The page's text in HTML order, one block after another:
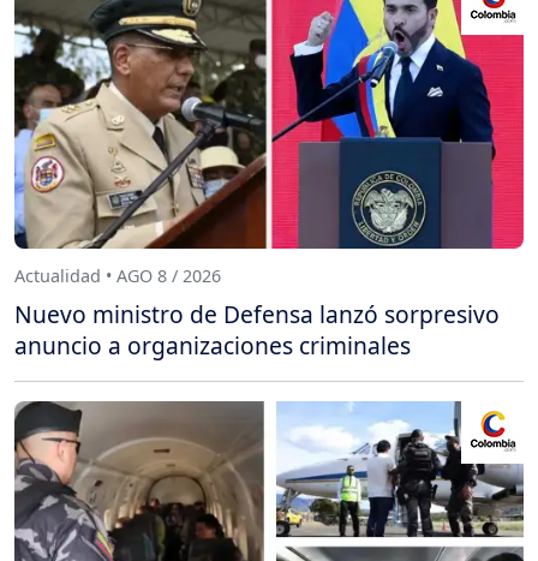
Actualidad • AGO 8 / 2026
Nuevo ministro de Defensa lanzó sorpresivo
anuncio a organizaciones criminales